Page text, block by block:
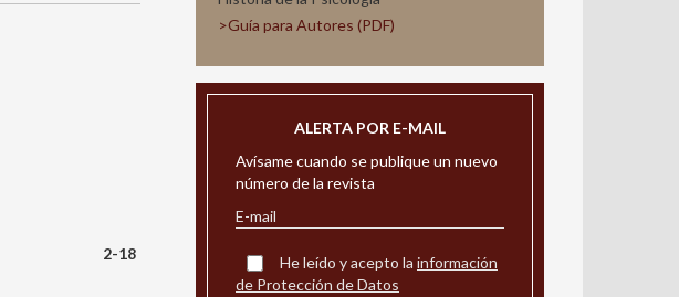
2-18
>Guía para Autores (PDF)
ALERTA POR E-MAIL
Avísame cuando se publique un nuevo
número de la revista
He leído y acepto la información
de Protección de Datos